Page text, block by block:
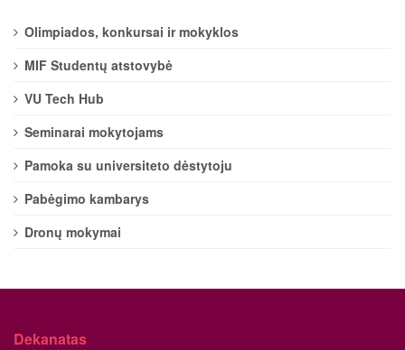
Olimpiados, konkursai ir mokyklos
MIF Studentų atstovybė
VU Tech Hub
Seminarai mokytojams
Pamoka su universiteto dėstytoju
Pabėgimo kambarys
Dronų mokymai
Dekanatas